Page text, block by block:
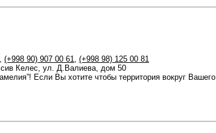
, (+998 90) 907 00 61, (+998 98) 125 00 81
Келес, ул. Д.Валиева, дом 50
Если Вы хотите чтобы территория вокруг Вашего